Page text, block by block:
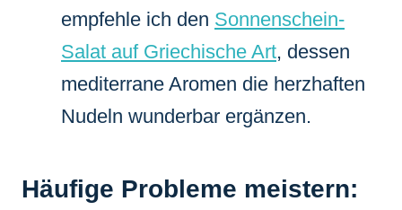
empfehle ich den Sonnenschein-
Salat auf Griechische Art, dessen
mediterrane Aromen die herzhaften
Nudeln wunderbar ergänzen.
Häufige Probleme meistern: